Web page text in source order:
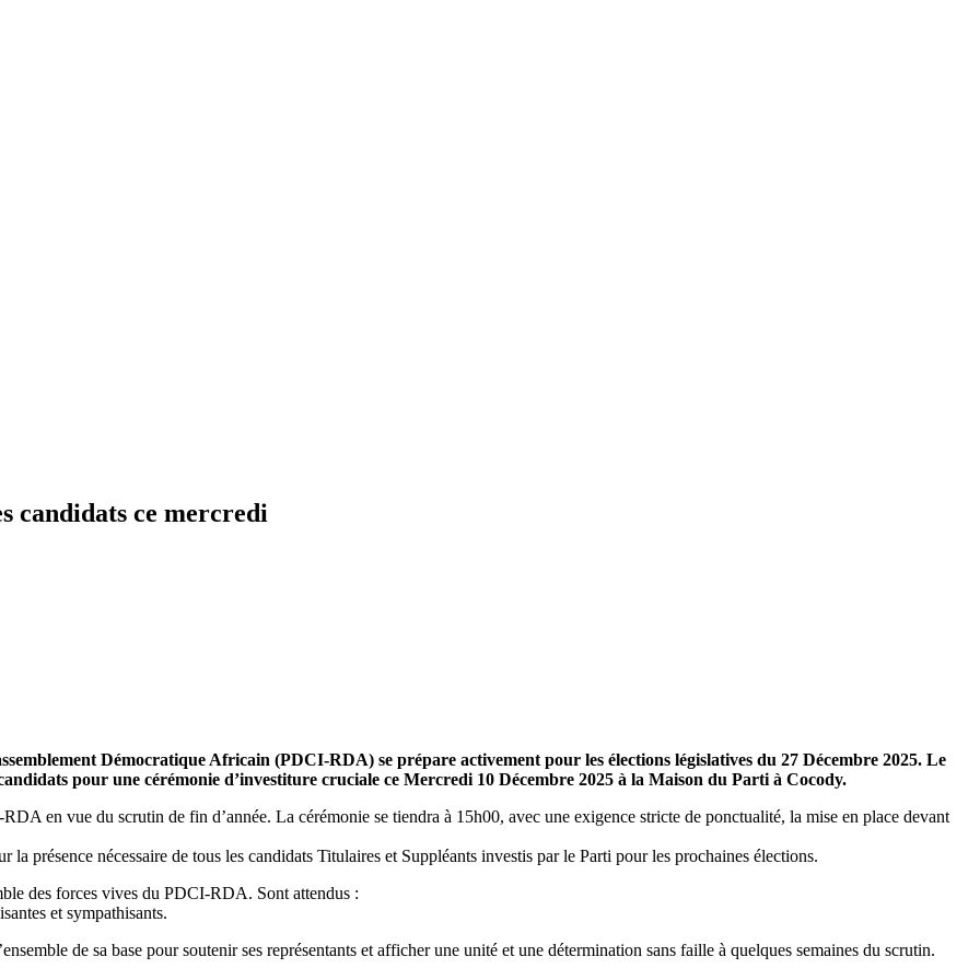
candidats ce mercredi
Démocratique Africain (PDCI-RDA) se prépare activement pour les élections législatives du 27 Décembre 2025. Le
pour une cérémonie d’investiture cruciale ce Mercredi 10 Décembre 2025 à la Maison du Parti à Cocody.
en vue du scrutin de fin d’année. La cérémonie se tiendra à 15h00, avec une exigence stricte de ponctualité, la mise en place devant
présence nécessaire de tous les candidats Titulaires et Suppléants investis par le Parti pour les prochaines élections.
des forces vives du PDCI-RDA. Sont attendus :
et sympathisants.
de sa base pour soutenir ses représentants et afficher une unité et une détermination sans faille à quelques semaines du scrutin.